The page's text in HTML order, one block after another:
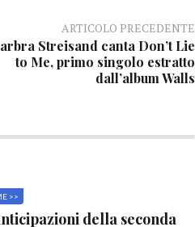
ARTICOLO PRECEDENTE
Streisand canta Don’t Lie
to Me, primo singolo estratto
dall’album Walls
>>
della seconda